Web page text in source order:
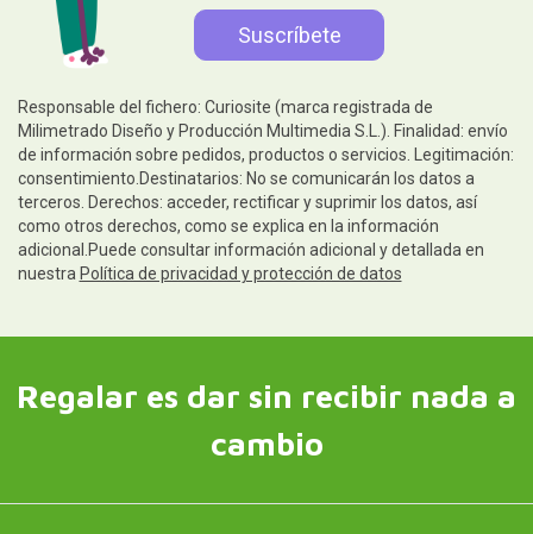
Responsable del fichero: Curiosite (marca registrada de
Milimetrado Diseño y Producción Multimedia S.L.). Finalidad: envío
de información sobre pedidos, productos o servicios. Legitimación:
consentimiento.Destinatarios: No se comunicarán los datos a
terceros. Derechos: acceder, rectificar y suprimir los datos, así
como otros derechos, como se explica en la información
adicional.Puede consultar información adicional y detallada en
nuestra Política de privacidad y protección de datos
Regalar es dar sin recibir nada a
cambio